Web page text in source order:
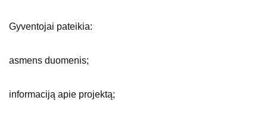
Gyventojai pateikia:
asmens duomenis;
informaciją apie projektą;